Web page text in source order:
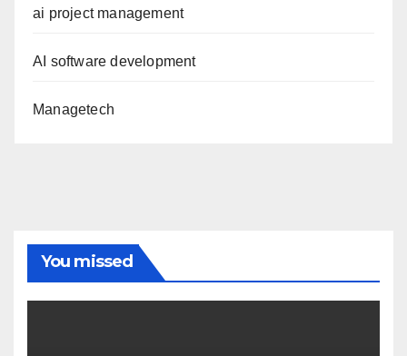
ai project management
AI software development
Managetech
You missed